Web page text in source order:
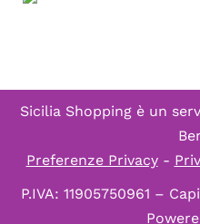
Sicilia Shopping è un
Preferenze Privacy-
P.IVA: 11905750961 –